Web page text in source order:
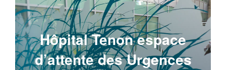
Hôpital Tenon espace
d’attente des Urgences